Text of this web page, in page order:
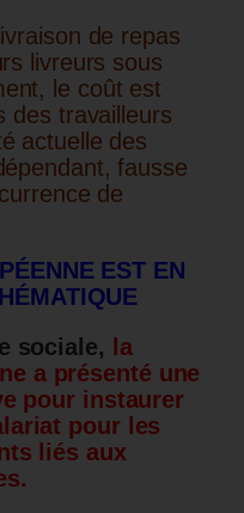
de repas
livreurs sous
le coût est
des travailleurs
actuelle des
fausse
de
EST EN
sociale,
la
a présenté une
pour instaurer
pour les
liés aux